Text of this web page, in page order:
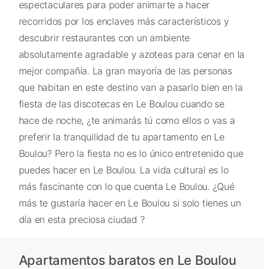
espectaculares para poder animarte a hacer
recorridos por los enclaves más característicos y
descubrir restaurantes con un ambiente
absolutamente agradable y azoteas para cenar en la
mejor compañía. La gran mayoría de las personas
que habitan en este destino van a pasarlo bien en la
fiesta de las discotecas en Le Boulou cuando se
hace de noche, ¿te animarás tú como ellos o vas a
preferir la tranquilidad de tu apartamento en Le
Boulou? Pero la fiesta no es lo único entretenido que
puedes hacer en Le Boulou. La vida cultural es lo
más fascinante con lo que cuenta Le Boulou. ¿Qué
más te gustaría hacer en Le Boulou si solo tienes un
día en esta preciosa ciudad ?
Apartamentos baratos en Le Boulou